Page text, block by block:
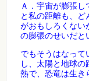
Ａ．宇宙が膨張
と私の距離も、ど
がおもしろくない
の膨張のせいだと
でもそうはなって
し、太陽と地球
熱で、恐竜は生き